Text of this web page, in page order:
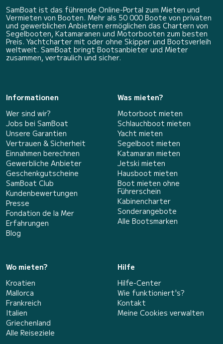
SamBoat ist das führende Online-Portal zum Mieten und
Vermieten von Booten. Mehr als 50 000 Boote von privaten
und gewerblichen Anbietern ermöglichen das Chartern von
Segelbooten, Katamaranen und Motorbooten zum besten
Preis. Yachtcharter mit oder ohne Skipper und Bootsverleih
weltweit. SamBoat bringt Bootsanbieter und Mieter
zusammen, vertraulich und sicher.
Informationen
Wer sind wir?
Jobs bei SamBoat
Unsere Garantien
Vertrauen & Sicherheit
Einnahmen berechnen
Gewerbliche Anbieter
Geschenkgutscheine
SamBoat Club
Kundenbewertungen
Presse
Fondation de la Mer
Erfahrungen
Blog
Was mieten?
Motorboot mieten
Schlauchboot mieten
Yacht mieten
Segelboot mieten
Katamaran mieten
Jetski mieten
Hausboot mieten
Boot mieten ohne
Führerschein
Kabinencharter
Sonderangebote
Alle Bootsmarken
Wo mieten?
Kroatien
Mallorca
Frankreich
Italien
Griechenland
Alle Reiseziele
Hilfe
Hilfe-Center
Wie funktioniert's?
Kontakt
Meine Cookies verwalten